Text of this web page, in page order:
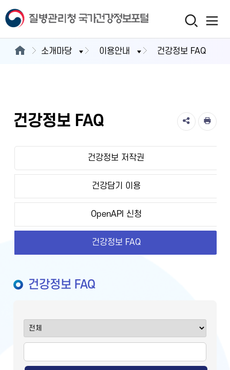
소개마당 이용안내 건강정보 FAQ
건강정보 FAQ
건강정보 저작권
건강담기 이용
OpenAPI 신청
건강정보 FAQ
건강정보 FAQ